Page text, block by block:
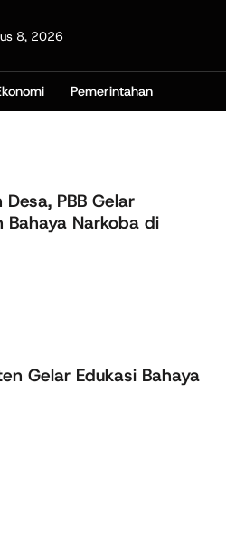
8, 2026
Pemerintahan
PBB Gelar
Bahaya Narkoba di
Gelar Edukasi Bahaya